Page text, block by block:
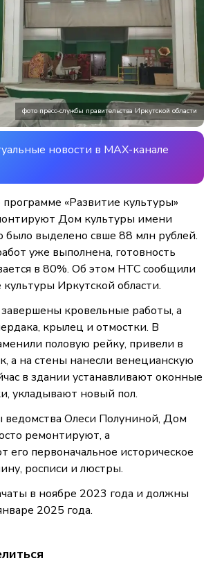
фото пресс-службы правительства Иркутской области
новости в MAX-канале
«Развитие культуры»
Дом культуры имени
было выделено свше 88 млн рублей.
уже выполнена, готовность
в 80%. Об этом НТС сообщили
Иркутской области.
кровельные работы, а
крылец и отмостки. В
половую рейку, привели в
а на стены нанесли венецианскую
в здании устанавливают оконные
укладывают новый пол.
ведомства Олеси Полуниной, Дом
ремонтируют, а
его первоначальное историческое
росписи и люстры.
в ноябре 2023 года и должны
2025 года.